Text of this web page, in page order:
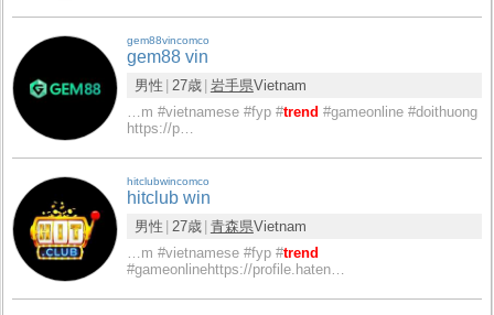
gem88vincomco
gem88 vin
男性 27歳 岩手県Vietnam
…m #vietnamese #fyp #trend #gameonline #doithuong
https://p…
hitclubwincomco
hitclub win
男性 27歳 青森県Vietnam
…m #vietnamese #fyp #trend
#gameonlinehttps://profile.haten…